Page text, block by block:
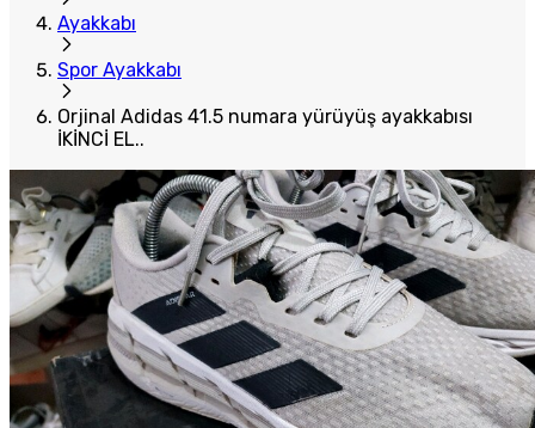
Ayakkabı
Spor Ayakkabı
Orjinal Adidas 41.5 numara yürüyüş ayakkabısı
İKİNCİ EL..